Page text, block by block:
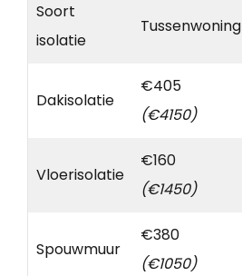
Soort
isolatie
Tussenwoning
Dakisolatie
€405
(€4150)
Vloerisolatie
€160
(€1450)
Spouwmuur
€380
(€1050)